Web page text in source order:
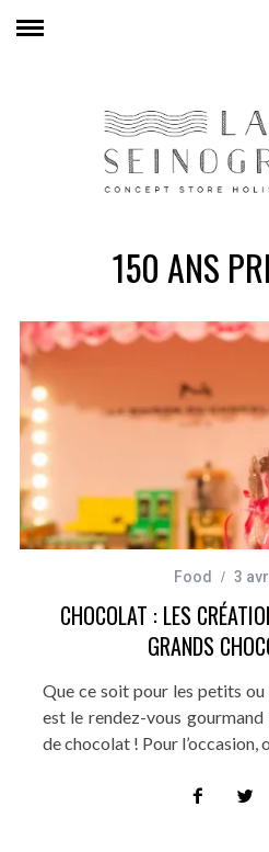
150 ANS
Food 3
CHOCOLAT : LES
GRANDS
Que ce soit pour les petits ou
est le rendez-vous
de chocolat ! Pour l’occasion,